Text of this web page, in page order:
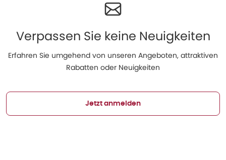
Verpassen Sie keine Neuigkeiten
Erfahren Sie umgehend von unseren Angeboten, attraktiven
Rabatten oder Neuigkeiten
Jetzt anmelden